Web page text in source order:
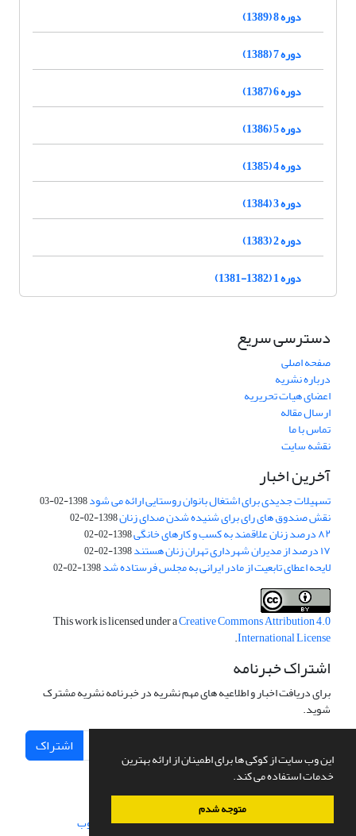
این وب سایت از کوکی ها برای اطمینان از ارائه بهترین
خدمات استفاده می کند.
متوجه شدم
دوره 8 (1389)
دوره 7 (1388)
دوره 6 (1387)
دوره 5 (1386)
دوره 4 (1385)
دوره 3 (1384)
دوره 2 (1383)
دوره 1 (1382-1381)
دسترسی سریع
صفحه اصلی
درباره نشریه
اعضای هیات تحریریه
ارسال مقاله
تماس با ما
نقشه سایت
آخرین اخبار
تسهیلات جدیدی برای اشتغال بانوان روستایی ارائه می شود1398-02-03
نقش صندوق های رای برای شنیده شدن صدای زنان1398-02-02
۸۲ درصد زنان علاقمند به کسب و کارهای خانگی 1398-02-02
۱۷ درصد از مدیران شهرداری تهران زنان هستند 1398-02-02
لایحه اعطای تابعیت از مادر ایرانی به مجلس فرستاده شد1398-02-02
This work is licensed under aCreative Commons Attribution 4.0
International License
.
اشتراک خبرنامه
برای دریافت اخبار و اطلاعیه های مهم نشریه در خبرنامه نشریه مشترک
شوید.
اشتراک
سامانه مدیریت نشریات علمی.طراحی و پیاده سازی از سیناوب